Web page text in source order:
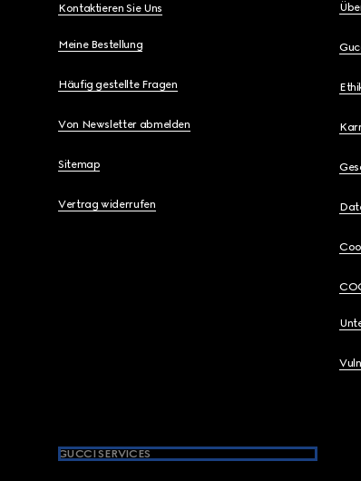
Kontaktieren Sie Uns
Meine Bestellung
Häufig gestellte Fragen
Von Newsletter abmelden
Sitemap
Vertrag widerrufen
GUCCI SERVICES